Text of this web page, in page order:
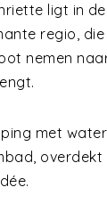
ligt in
regio,
nemen
met